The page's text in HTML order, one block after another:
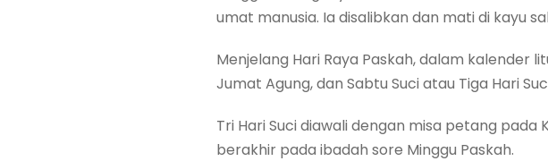
umat manusia. Ia disalibkan dan mati di kayu
Menjelang Hari Raya Paskah, dalam kalender
Jumat Agung, dan Sabtu Suci atau Tiga Hari
Tri Hari Suci diawali dengan misa petang
berakhir pada ibadah sore Minggu Paskah.